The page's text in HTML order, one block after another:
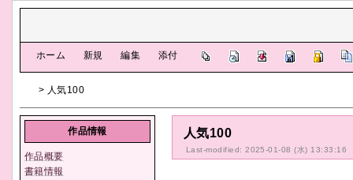
ホーム 新規 編集 添付
> 人気100
人気100
Last-modified: 2025-01-08 (水) 13:33:16
作品情報
作品概要
書籍情報